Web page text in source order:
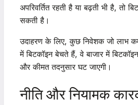
अपरिवर्तित रहती है या बढ़ती भी है, तो
सकती है।
उदाहरण के लिए, कुछ निवेशक जो लाभ
में बिटकॉइन बेचते हैं, वे बाजार में
और कीमत तदनुसार घट जाएगी।
नीति और नियामक